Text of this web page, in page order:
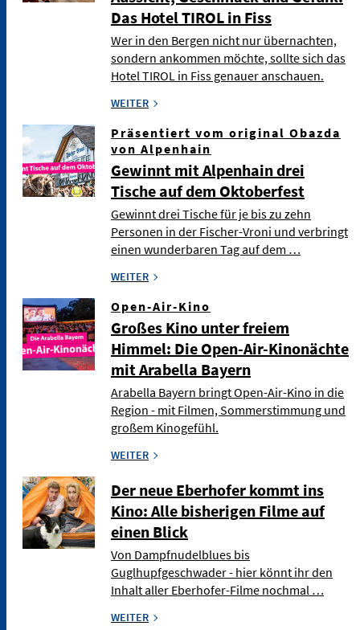
Das Hotel TIROL in Fiss
Wer in den Bergen nicht nur übernachten,
sondern ankommen möchte, sollte sich das
Hotel TIROL in Fiss genauer anschauen.
WEITER
Präsentiert vom original Obazda
von Alpenhain
Gewinnt mit Alpenhain drei
Tische auf dem Oktoberfest
Gewinnt drei Tische für je bis zu zehn
Personen in der Fischer-Vroni und verbringt
einen wunderbaren Tag auf dem …
WEITER
Open-Air-Kino
Großes Kino unter freiem
Himmel: Die Open-Air-Kinonächte
mit Arabella Bayern
Arabella Bayern bringt Open-Air-Kino in die
Region - mit Filmen, Sommerstimmung und
großem Kinogefühl.
WEITER
Der neue Eberhofer kommt ins
Kino: Alle bisherigen Filme auf
einen Blick
Von Dampfnudelblues bis
Guglhupfgeschwader - hier könnt ihr den
Inhalt aller Eberhofer-Filme nochmal …
WEITER